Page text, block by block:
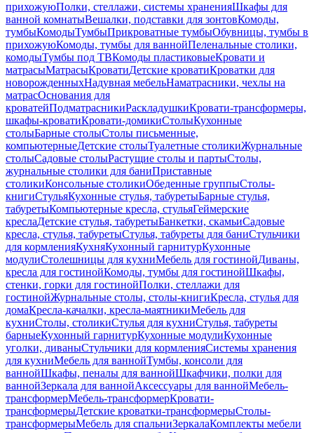
прихожуюПолки, стеллажи, системы храненияШкафы для
ванной комнатыВешалки, подставки для зонтовКомоды,
тумбыКомодыТумбыПрикроватные тумбыОбувницы, тумбы в
прихожуюКомоды, тумбы для ваннойПеленальные столики,
комодыТумбы под ТВКомоды пластиковыеКровати и
матрасыМатрасыКроватиДетские кроватиКроватки для
новорожденныхНадувная мебельНаматрасники, чехлы на
матрасОснования для
кроватейПодматрасникиРаскладушкиКровати-трансформеры,
шкафы-кроватиКровати-домикиСтолыКухонные
столыБарные столыСтолы письменные,
компьютерныеДетские столыТуалетные столикиЖурнальные
столыСадовые столыРастущие столы и партыСтолы,
журнальные столики для баниПриставные
столикиКонсольные столикиОбеденные группыСтолы-
книгиСтульяКухонные стулья, табуретыБарные стулья,
табуретыКомпьютерные кресла, стульяГеймерские
креслаДетские стулья, табуретыБанкетки, скамьиСадовые
кресла, стулья, табуретыСтулья, табуреты для баниСтульчики
для кормленияКухняКухонный гарнитурКухонные
модулиСтолешницы для кухниМебель для гостинойДиваны,
кресла для гостинойКомоды, тумбы для гостинойШкафы,
стенки, горки для гостинойПолки, стеллажи для
гостинойЖурнальные столы, столы-книгиКресла, стулья для
домаКресла-качалки, кресла-маятникиМебель для
кухниСтолы, столикиСтулья для кухниСтулья, табуреты
барныеКухонный гарнитурКухонные модулиКухонные
уголки, диваныСтульчики для кормленияСистемы хранения
для кухниМебель для ваннойТумбы, консоли для
ваннойШкафы, пеналы для ваннойШкафчики, полки для
ваннойЗеркала для ваннойАксессуары для ваннойМебель-
трансформерМебель-трансформерКровати-
трансформерыДетские кроватки-трансформерыСтолы-
трансформерыМебель для спальниЗеркалаКомплекты мебели